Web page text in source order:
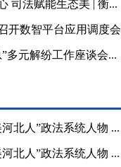
司法赋能生态美 | 衡...
开数智平台应用调度会
多元解纷工作座谈会...
河北人”政法系统人物 ...
河北人”政法系统人物 ...